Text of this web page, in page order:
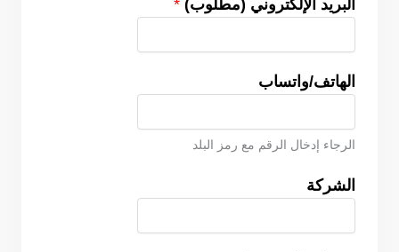
البريد الإلكتروني (مطلوب) *
الهاتف/واتساب
الرجاء إدخال الرقم مع رمز البلد
الشركة